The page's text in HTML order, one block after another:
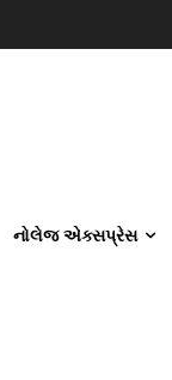
નોલેજ એક્સપ્રેસ